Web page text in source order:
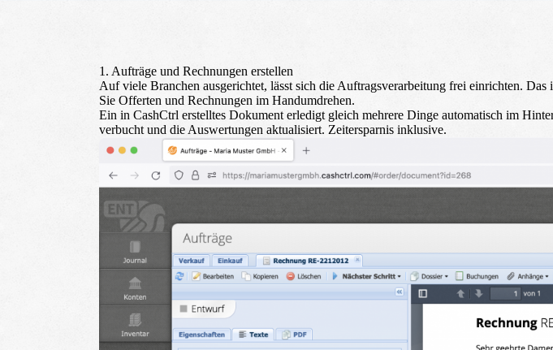
1. Aufträge und Rechnungen erstellen
Auf viele Branchen ausgerichtet, lässt sich die Auftragsverarbeitung frei einrichten.
Sie Offerten und Rechnungen im Handumdrehen.
Ein in CashCtrl erstelltes Dokument erledigt gleich mehrere Dinge automatisch im
verbucht und die Auswertungen aktualisiert. Zeitersparnis inklusive.